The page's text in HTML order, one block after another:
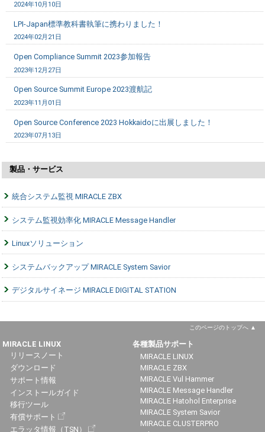
2024年10月10日
LPI-Japan標準教科書執筆に携わりました！
2024年02月21日
Open Compliance Summit 2023参加報告
2023年12月27日
Open Source Summit Europe 2023渡航記
2023年11月01日
Open Source Conference 2023 Hokkaidoに出展しました！
2023年07月13日
製品・サービス
統合システム監視 MIRACLE ZBX
システム監視効率化 MIRACLE Message Handler
Linuxソリューション
システムバックアップ MIRACLE System Savior
デジタルサイネージ MIRACLE DIGITAL STATION
このページのトップへ
MIRACLE LINUX
リリースノート
ダウンロード
サポート情報
インストールガイド
移行ツール
有償サポート
エラッタ情報（TSN）
各種製品サポート
MIRACLE LINUX
MIRACLE ZBX
MIRACLE Vul Hammer
MIRACLE Message Handler
MIRACLE Hatohol Enterprise
MIRACLE System Savior
MIRACLE CLUSTERPRO